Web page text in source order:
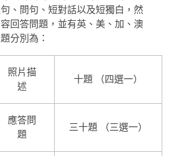
、問句、短對話以及短獨白，然
回答問題，並有英、美、加、澳
分別為：
照片描
述
十題 （四選一）
應答問
題
三十題 （三選一）